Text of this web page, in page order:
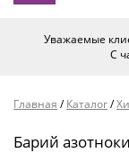
Уважаемые
С
Главная /Каталог/
Барий